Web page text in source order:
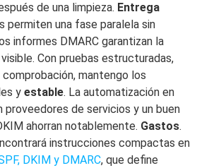
de una limpieza. Entrega
permiten una fase paralela sin
informes DMARC garantizan la
visible. Con pruebas estructuradas,
mantengo los
y estable. La automatización en
proveedores de servicios y un buen
ahorran notablemente. Gastos.
instrucciones compactas en
DKIM y DMARC, que define